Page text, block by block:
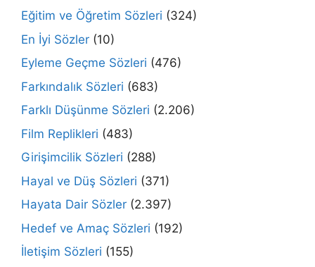
Eğitim ve Öğretim Sözleri (324)
En İyi Sözler (10)
Eyleme Geçme Sözleri (476)
Farkındalık Sözleri (683)
Farklı Düşünme Sözleri (2.206)
Film Replikleri (483)
Girişimcilik Sözleri (288)
Hayal ve Düş Sözleri (371)
Hayata Dair Sözler (2.397)
Hedef ve Amaç Sözleri (192)
İletişim Sözleri (155)